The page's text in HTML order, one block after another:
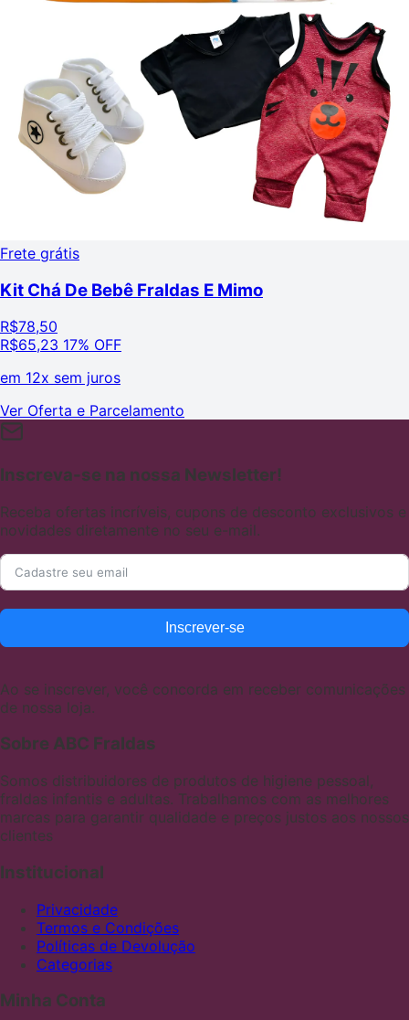
Frete grátis
Kit Chá De Bebê Fraldas E Mimo
R$78,50
R$65,23 17% OFF
em 12x sem juros
Ver Oferta e Parcelamento
Inscreva-se na nossa Newsletter!
Receba ofertas incríveis, cupons de desconto exclusivos e
novidades diretamente no seu e-mail.
Inscrever-se
Ao se inscrever, você concorda em receber comunicações
de nossa loja.
Sobre ABC Fraldas
Somos distribuidores de produtos de higiene pessoal,
fraldas infantis e adultas. Trabalhamos com as melhores
marcas para garantir qualidade e preços justos aos nossos
clientes
Institucional
Privacidade
Termos e Condições
Políticas de Devolução
Categorias
Minha Conta